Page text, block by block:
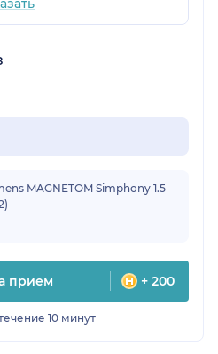
MAGNETOM Simphony 1.5
прием + 200
10 минут